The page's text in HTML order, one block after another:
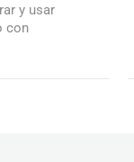
y usar
con